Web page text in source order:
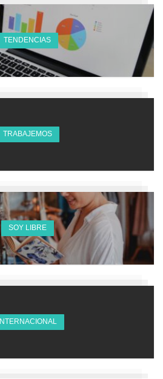
TENDENCIAS
TRABAJEMOS
SOY LIBRE
INTERNACIONAL